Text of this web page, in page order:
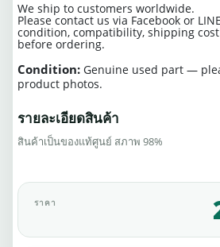
We ship to customers worldwide.
Please contact us via Facebook or
condition, compatibility, shipping
before ordering.
Condition: Genuine used part —
product photos.
รายละเอียดสินค้า
สินค้าเป็นของแท้ศูนย์ สภาพ 98%
ราคา